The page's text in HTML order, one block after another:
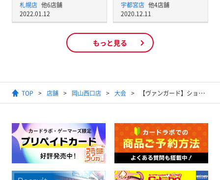
札幌店 他6店舗
2022.01.12
宇都宮店 他4店舗
2020.12.11
もっと見る
TOP 店舗 岡山西口店 大会 【ヴァンガード】ショップファイト(Pスタンダード)